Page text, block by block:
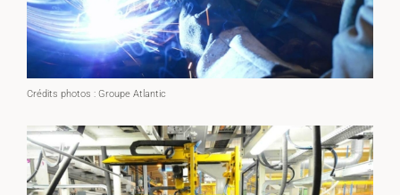
Crédits photos : Groupe Atlantic